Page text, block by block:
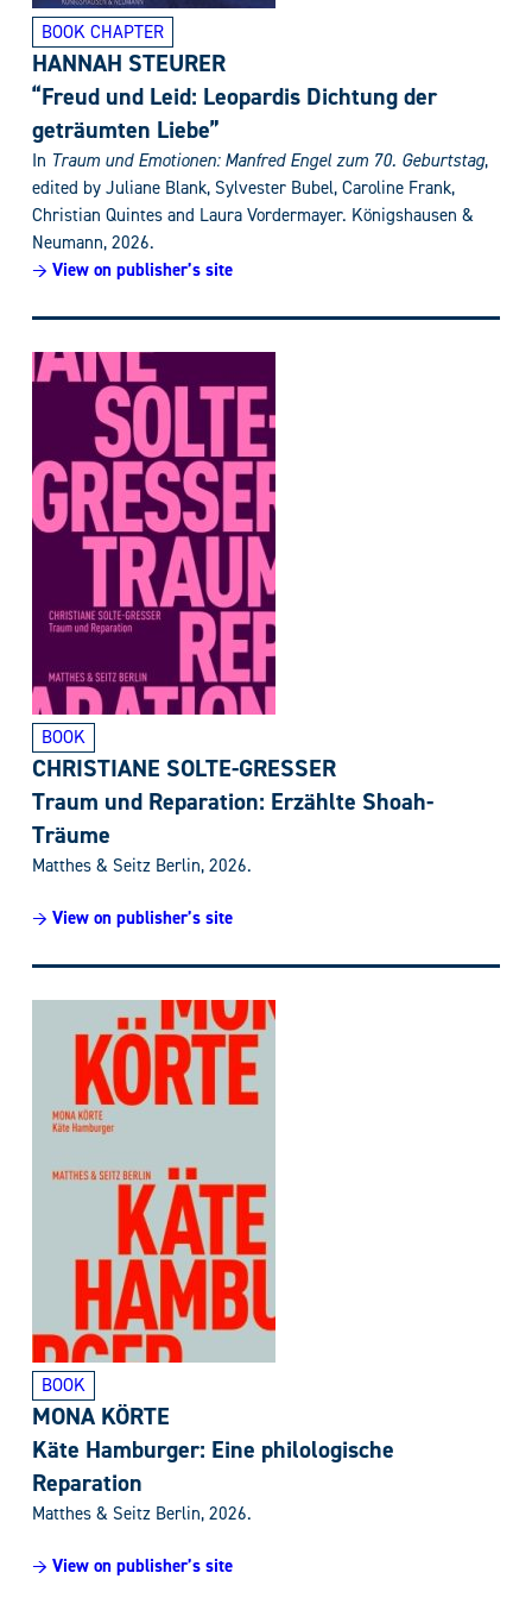
BOOK CHAPTER
HANNAH STEURER
“Freud und Leid: Leopardis Dichtung der
geträumten Liebe”
In Traum und Emotionen: Manfred Engel zum 70. Geburtstag,
edited by Juliane Blank, Sylvester Bubel, Caroline Frank,
Christian Quintes and Laura Vordermayer. Königshausen &
Neumann, 2026.
→ View on publisher’s site
BOOK
CHRISTIANE SOLTE-GRESSER
Traum und Reparation: Erzählte Shoah-
Träume
Matthes & Seitz Berlin, 2026.
→ View on publisher’s site
BOOK
MONA KÖRTE
Käte Hamburger: Eine philologische
Reparation
Matthes & Seitz Berlin, 2026.
→ View on publisher’s site